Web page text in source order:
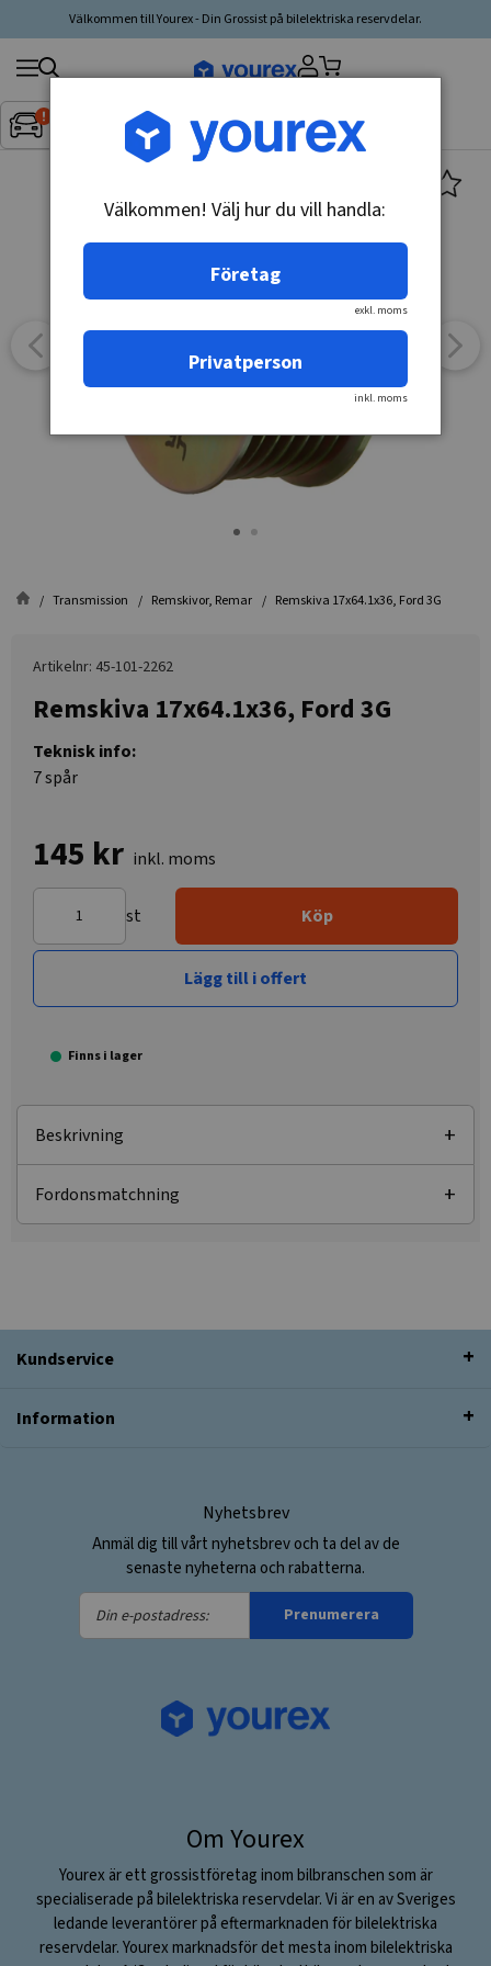
Välkommen till Yourex - Din Grossist på bilelektriska reservdelar.
Inget fordon valt▼
Sök
produkt,
tillverkare,
Transmission Remskivor, Remar Remskiva 17x64.1x36, Ford 3G
Artikelnr: 45-101-2262
Remskiva 17x64.1x36, Ford 3G
Teknisk info:
7 spår
145 kr inkl. moms
st Köp
Lägg till i offert
Finns i lager
Beskrivning
Fordonsmatchning
Kundservice
Information
Nyhetsbrev
Anmäl dig till vårt nyhetsbrev och ta del av de
senaste nyheterna och rabatterna.
Din
e-
Prenumerera
Om Yourex
Yourex är ett grossistföretag inom bilbranschen som är
specialiserade på bilelektriska reservdelar. Vi är en av Sveriges
ledande leverantörer på eftermarknaden för bilelektriska
reservdelar. Yourex marknadsför det mesta inom bilelektriska
Välkommen! Välj hur du vill handla:
Företag
exkl. moms
Privatperson
inkl. moms